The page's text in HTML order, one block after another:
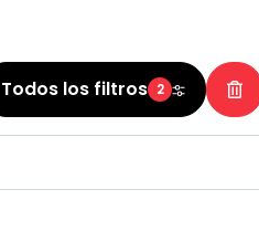
Todos los filtros 2